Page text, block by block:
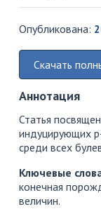
Опубликована:
Скачать
Аннотация
Статья
индуцирующих
среди всех
Ключевые
конечная
величин.